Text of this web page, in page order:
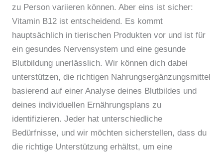
zu Person variieren können. Aber eins ist sicher:
Vitamin B12 ist entscheidend. Es kommt
hauptsächlich in tierischen Produkten vor und ist für
ein gesundes Nervensystem und eine gesunde
Blutbildung unerlässlich. Wir können dich dabei
unterstützen, die richtigen Nahrungsergänzungsmittel
basierend auf einer Analyse deines Blutbildes und
deines individuellen Ernährungsplans zu
identifizieren. Jeder hat unterschiedliche
Bedürfnisse, und wir möchten sicherstellen, dass du
die richtige Unterstützung erhältst, um eine